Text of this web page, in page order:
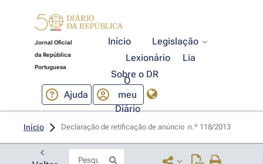
Jornal Oficial
da República
Portuguesa
Início
Legislação
Lexionário
Lia
Sobre o DR
Ajuda
O
meu
Diário
Início Declaração de retificação de anúncio  n.º 118/2013